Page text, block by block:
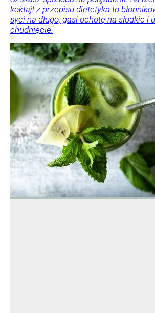
koktajl z przepisu dietetyka to
syci na długo, gasi ochotę na słodkie i
chudnięcie.